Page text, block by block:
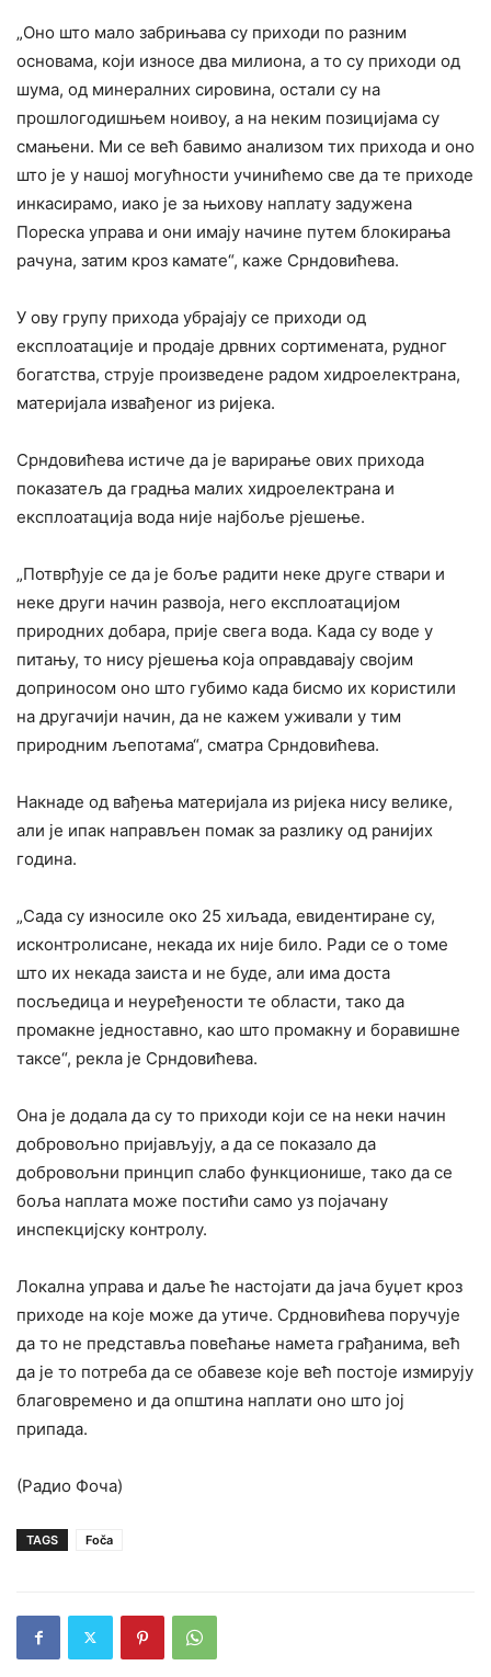
„Оно што мало забрињава су приходи по разним
основама, који износе два милиона, а то су приходи од
шума, од минералних сировина, остали су на
прошлогодишњем ноивоу, а на неким позицијама су
смањени. Ми се већ бавимо анализом тих прихода и оно
што је у нашој могућности учинићемо све да те приходе
инкасирамо, иако је за њихову наплату задужена
Пореска управа и они имају начине путем блокирања
рачуна, затим кроз камате“, каже Срндовићева.
У ову групу прихода убрајају се приходи од
експлоатације и продаје дрвних сортимената, рудног
богатства, струје произведене радом хидроелектрана,
материјала извађеног из ријека.
Срндовићева истиче да је варирање ових прихода
показатељ да градња малих хидроелектрана и
експлоатација вода није најбоље рјешење.
„Потврђује се да је боље радити неке друге ствари и
неке други начин развоја, него експлоатацијом
природних добара, прије свега вода. Када су воде у
питању, то нису рјешења која оправдавају својим
доприносом оно што губимо када бисмо их користили
на другачији начин, да не кажем уживали у тим
природним љепотама“, сматра Срндовићева.
Накнаде од вађења материјала из ријека нису велике,
али је ипак направљен помак за разлику од ранијих
година.
„Сада су износиле око 25 хиљада, евидентиране су,
исконтролисане, некада их није било. Ради се о томе
што их некада заиста и не буде, али има доста
посљедица и неуређености те области, тако да
промакне једноставно, као што промакну и боравишне
таксе“, рекла је Срндовићева.
Она је додала да су то приходи који се на неки начин
добровољно пријављују, а да се показало да
добровољни принцип слабо функционише, тако да се
боља наплата може постићи само уз појачану
инспекцијску контролу.
Локална управа и даље ће настојати да јача буџет кроз
приходе на које може да утиче. Срдновићева поручује
да то не представља повећање намета грађанима, већ
да је то потреба да се обавезе које већ постоје измирују
благовремено и да општина наплати оно што јој
припада.
(Радио Фоча)
TAGS Foča